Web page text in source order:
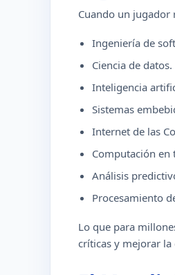
Cuando un jugador
Ingeniería de
Ciencia de datos.
Inteligencia
Sistemas
Internet de las
Computación en
Análisis
Procesamiento
Lo que para
críticas y mejorar